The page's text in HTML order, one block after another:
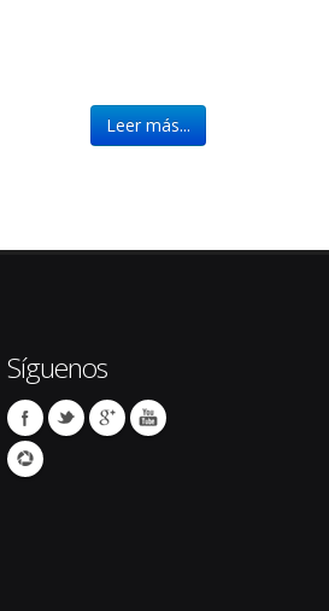
Leer más...
Síguenos